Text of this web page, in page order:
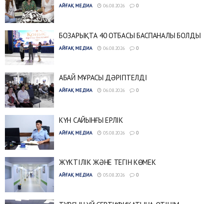
АЙҒАҚ МЕДИА 06.08.2026 0
БОЗАРЫҚТА 40 ОТБАСЫ БАСПАНАЛЫ БОЛДЫ
АЙҒАҚ МЕДИА 06.08.2026 0
АБАЙ МҰРАСЫ ДӘРІПТЕЛДІ
АЙҒАҚ МЕДИА 06.08.2026 0
КҮН САЙЫНҒЫ ЕРЛІК
АЙҒАҚ МЕДИА 05.08.2026 0
ЖҮКТІЛІК ЖӘНЕ ТЕГІН КӨМЕК
АЙҒАҚ МЕДИА 05.08.2026 0